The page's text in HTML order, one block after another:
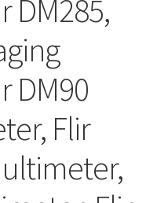
DM285,
DM90
Flir